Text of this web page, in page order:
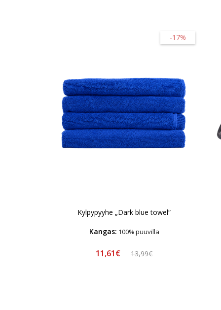
-17%
Kylpypyyhe „Dark blue towel“
Kangas: 100% puuvilla
11,61€ 13,99€